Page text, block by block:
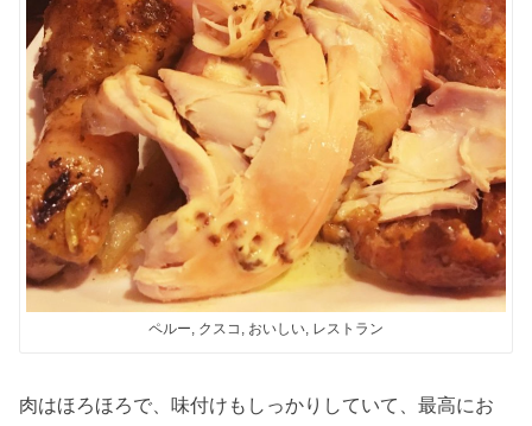
ペルー, クスコ, おいしい, レストラン
肉はほろほろで、味付けもしっかりしていて、最高にお